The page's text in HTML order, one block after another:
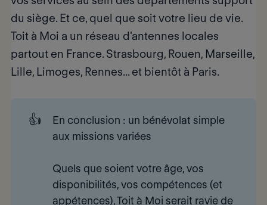
du siège. Et ce, quel que soit votre lieu de vie.
Toit à Moi a un réseau d'antennes locales
partout en France. Strasbourg, Rouen, Marseille,
Lille, Limoges, Rennes... et bientôt à Paris.
👍
En conclusion : un bénévolat simple
aux missions variées
Quels que soient votre âge, vos
disponibilités, vos compétences (et
appétences), Toit à Moi serait ravie de